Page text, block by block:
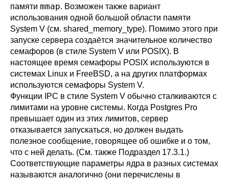
памяти mmap. Возможен также вариант
использования одной большой области памяти
System V (см. shared_memory_type). Помимо этого при
запуске сервера создаётся значительное количество
семафоров (в стиле System V или POSIX). В
настоящее время семафоры POSIX используются в
системах Linux и FreeBSD, а на других платформах
используются семафоры System V.
Функции
IPC в стиле System V обычно сталкиваются с
лимитами на уровне системы. Когда Postgres Pro
превышает один из этих лимитов, сервер
отказывается запускаться, но должен выдать
полезное сообщение, говорящее об ошибке и о том,
что с ней делать. (См. также Подраздел 17.3.1.)
Соответствующие параметры ядра в разных системах
называются аналогично (они перечислены в